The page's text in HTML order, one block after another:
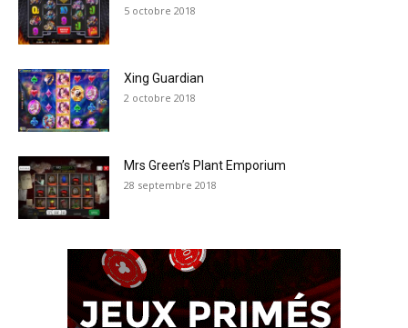
5 octobre 2018
Xing Guardian
2 octobre 2018
Mrs Green’s Plant Emporium
28 septembre 2018